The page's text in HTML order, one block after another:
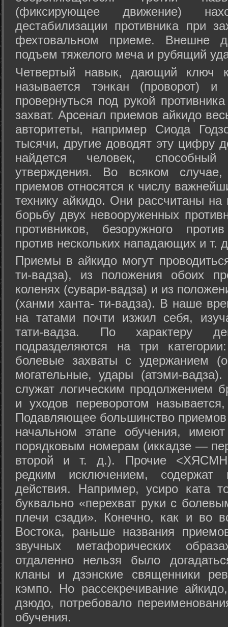
(фиксирующее движение)
дестабилизации противника при
фехтовальном приеме. Внешне
подъем тяжелого меча и рубящий
Четвертый навык, дающий ключ
называется тэнкан (проворот)
провернуться под рукой
захват. Арсенал приемов айкидо
авторитеты, например Сиода
тысячи, другие доводят эту цифру
найдется человек,
утверждения. Во всяком
приемов относятся к числу
технику айкидо. Они рассчитаны
борьбу двух невооруженных
противников, безоружного
против нескольких нападающих и т.
Приемы в айкидо могут
ти-вадза), из положения обоих
коленях (сувари-вадза) и из
(ханми ханта- ти-вадза). В наше
на татами почти изжил себя,
тати-вадза. По характеру
подразделяются на три
болевые захваты с удержанием
могательные, удары (атэми-
служат логическим продолжением
и уходов переворотом
Подавляющее большинство
начальном этапе обучения,
порядковым номерам (иккадзе —
второй и т. д.). Прочие
редким исключением, содержат
действия. Например, усиро ката
буквально «перехват руки с
плечи сзади». Конечно, как и во
Востока, раньше названия
звучных метафорических
отдаленно нельзя было
кланы и дзэнские священники
кэмпо. Но рассекречивание
дзюдо, потребовало
обучения.